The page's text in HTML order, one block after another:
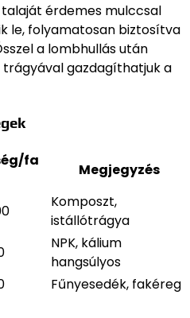
érdemes mulccsal
le, folyamatosan biztosítva
a lombhullás után
gazdagíthatjuk a
fa
Megjegyzés
Komposzt,
istállótrágya
NPK, kálium
hangsúlyos
Fűnyesedék, fakéreg